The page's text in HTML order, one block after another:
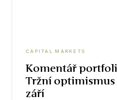
CAPITAL MARKETS
Komentář
Tržní optimismus
září